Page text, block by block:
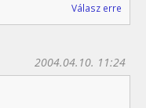
Válasz erre
2004.04.10. 11:24